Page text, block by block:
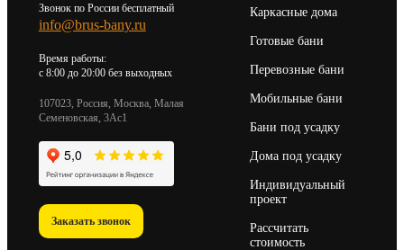
Звонок по России бесплатный
info@brus-bany.ru
Время работы:
c 8:00 до 20:00 без выходных
107023, Россия, Москва, Малая
Семеновская, 3Ас1
Заказать звонок
Каркасные дома
Готовые бани
Перевозные бани
Мобильные бани
Бани под усадку
Дома под усадку
Индивидуальный
проект
Рассчитать
стоимость